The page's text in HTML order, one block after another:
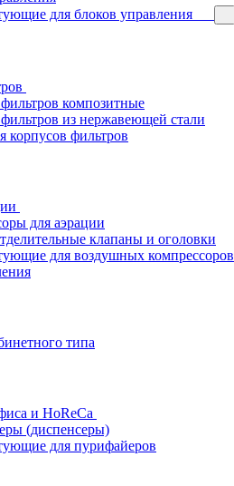
для блоков управления
композитные
из нержавеющей стали
корпусов фильтров
для аэрации
клапаны и оголовки
для воздушных компрессоров
типа
и HoReCa
(диспенсеры)
для пурифайеров